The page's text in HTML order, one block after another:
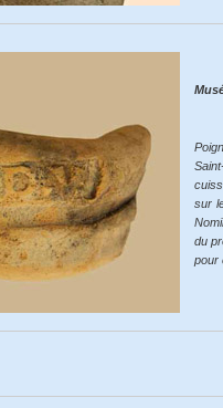
sur
du
pour